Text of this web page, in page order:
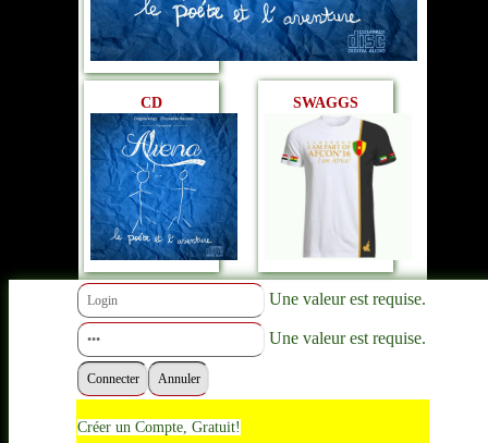
CD SWAGGS
Une valeur est requise.
Une valeur est requise.
Créer un Compte, Gratuit!